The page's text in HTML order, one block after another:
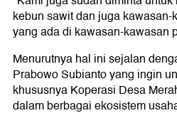
kebun sawit dan juga
yang ada di kawasan-kawasan
Menurutnya hal ini sejalan
Prabowo Subianto yang ingin
khususnya Koperasi Desa
dalam berbagai ekosistem